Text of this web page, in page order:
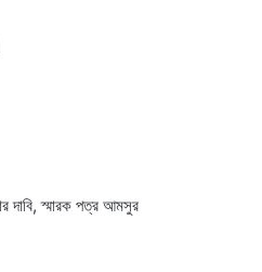
দাবি, স্মারক পত্র আমসুর